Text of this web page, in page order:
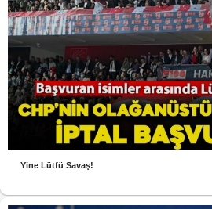
Yine Lütfü Savaş!